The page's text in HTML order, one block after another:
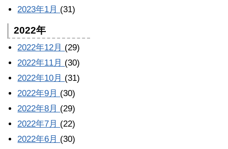
2023年1月 (31)
2022年
2022年12月 (29)
2022年11月 (30)
2022年10月 (31)
2022年9月 (30)
2022年8月 (29)
2022年7月 (22)
2022年6月 (30)